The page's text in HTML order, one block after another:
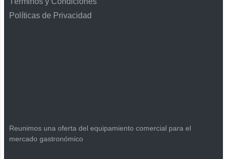
Reunimos una oferta del equipamiento comercial para el
mercado gastronómico
Políticas de Privacidad